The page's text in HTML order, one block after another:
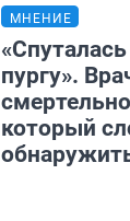
МНЕНИЕ
пургу».
который